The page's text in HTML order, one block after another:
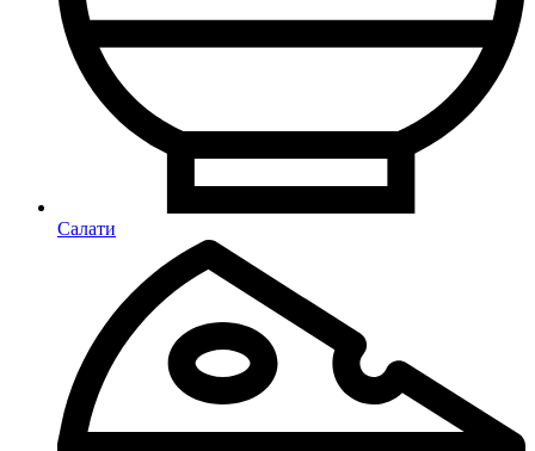
Салати